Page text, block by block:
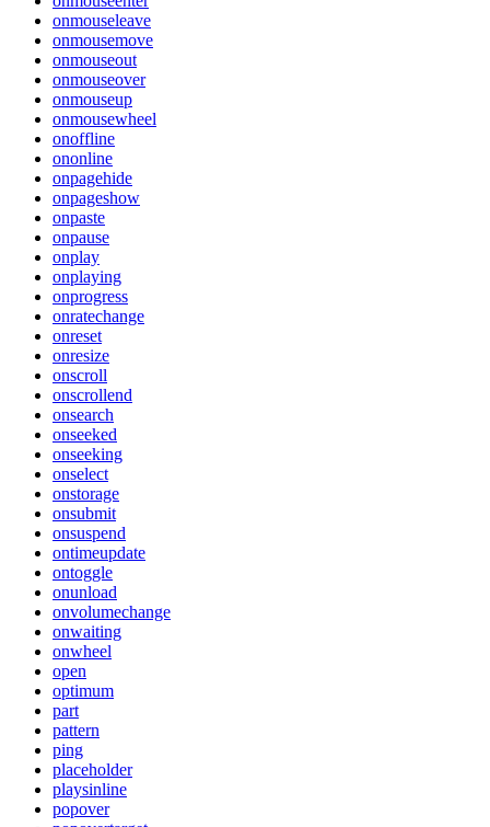
onmouseleave
onmousemove
onmouseout
onmouseover
onmouseup
onmousewheel
onoffline
ononline
onpagehide
onpageshow
onpaste
onpause
onplay
onplaying
onprogress
onratechange
onreset
onresize
onscroll
onscrollend
onsearch
onseeked
onseeking
onselect
onstorage
onsubmit
onsuspend
ontimeupdate
ontoggle
onunload
onvolumechange
onwaiting
onwheel
open
optimum
part
pattern
ping
placeholder
playsinline
popover